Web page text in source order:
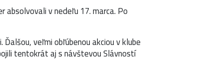
absolvovali v nedeľu 17. marca. Po
veľmi obľúbenou akciou v klube
tentokrát aj s návštevou Slávností